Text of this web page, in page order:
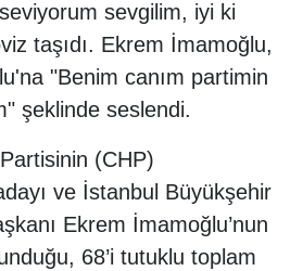
sevgilim, iyi ki
taşıdı. Ekrem İmamoğlu,
"Benim canım partimin
şeklinde seslendi.
(CHP)
ve İstanbul Büyükşehir
Ekrem İmamoğlu’nun
68’i tutuklu toplam